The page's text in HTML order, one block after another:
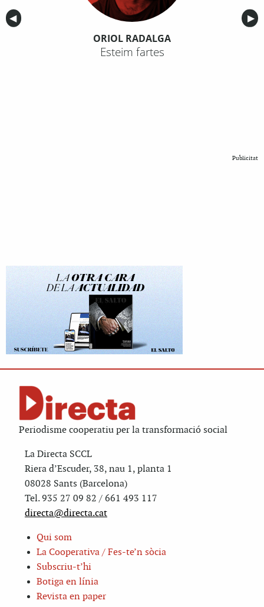
Anterior
◀︎ ▶︎
ORIOL RADALGA
Esteim fartes
Publicitat
Periodisme cooperatiu per la transformació social
La Directa SCCL
Riera d’Escuder, 38, nau 1, planta 1
08028 Sants (Barcelona)
Tel. 935 27 09 82 / 661 493 117
directa@directa.cat
Qui som
La Cooperativa / Fes-te’n sòcia
Subscriu-t’hi
Botiga en línia
Revista en paper